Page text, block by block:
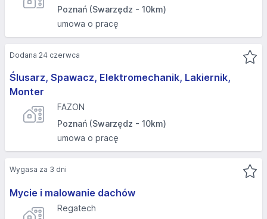
Poznań (Swarzędz - 10km)
umowa o pracę
Ślusarz, Spawacz, Elektromechanik, Lakiernik,
Monter
FAZON
Poznań (Swarzędz - 10km)
umowa o pracę
Dodana 24 czerwca
Mycie i malowanie dachów
Regatech
Wygasa za 3 dni